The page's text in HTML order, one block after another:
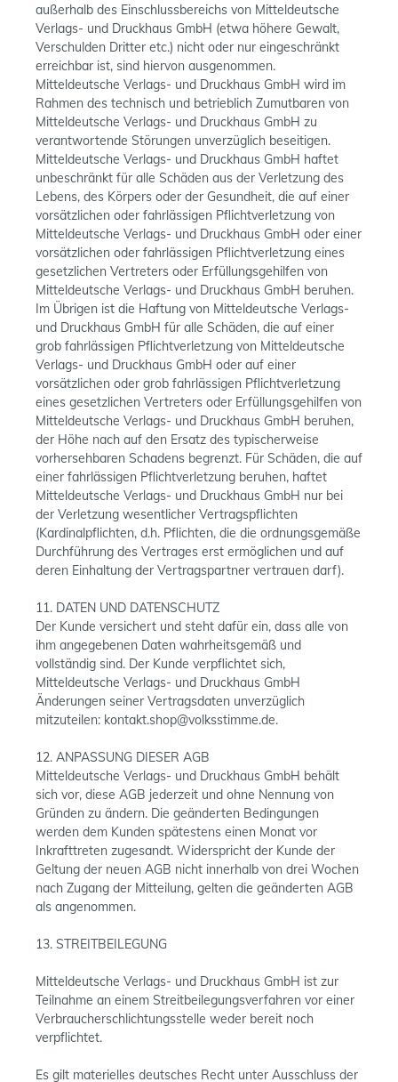
außerhalb des Einschlussbereichs von Mitteldeutsche
Verlags- und Druckhaus GmbH (etwa höhere Gewalt,
Verschulden Dritter etc.) nicht oder nur eingeschränkt
erreichbar ist, sind hiervon ausgenommen.
Mitteldeutsche Verlags- und Druckhaus GmbH wird im
Rahmen des technisch und betrieblich Zumutbaren von
Mitteldeutsche Verlags- und Druckhaus GmbH zu
verantwortende Störungen unverzüglich beseitigen.
Mitteldeutsche Verlags- und Druckhaus GmbH haftet
unbeschränkt für alle Schäden aus der Verletzung des
Lebens, des Körpers oder der Gesundheit, die auf einer
vorsätzlichen oder fahrlässigen Pflichtverletzung von
Mitteldeutsche Verlags- und Druckhaus GmbH oder einer
vorsätzlichen oder fahrlässigen Pflichtverletzung eines
gesetzlichen Vertreters oder Erfüllungsgehilfen von
Mitteldeutsche Verlags- und Druckhaus GmbH beruhen.
Im Übrigen ist die Haftung von Mitteldeutsche Verlags-
und Druckhaus GmbH für alle Schäden, die auf einer
grob fahrlässigen Pflichtverletzung von Mitteldeutsche
Verlags- und Druckhaus GmbH oder auf einer
vorsätzlichen oder grob fahrlässigen Pflichtverletzung
eines gesetzlichen Vertreters oder Erfüllungsgehilfen von
Mitteldeutsche Verlags- und Druckhaus GmbH beruhen,
der Höhe nach auf den Ersatz des typischerweise
vorhersehbaren Schadens begrenzt. Für Schäden, die auf
einer fahrlässigen Pflichtverletzung beruhen, haftet
Mitteldeutsche Verlags- und Druckhaus GmbH nur bei
der Verletzung wesentlicher Vertragspflichten
(Kardinalpflichten, d.h. Pflichten, die die ordnungsgemäße
Durchführung des Vertrages erst ermöglichen und auf
deren Einhaltung der Vertragspartner vertrauen darf).
11. DATEN UND DATENSCHUTZ
Der Kunde versichert und steht dafür ein, dass alle von
ihm angegebenen Daten wahrheitsgemäß und
vollständig sind. Der Kunde verpflichtet sich,
Mitteldeutsche Verlags- und Druckhaus GmbH
Änderungen seiner Vertragsdaten unverzüglich
mitzuteilen: kontakt.shop@volksstimme.de.
12. ANPASSUNG DIESER AGB
Mitteldeutsche Verlags- und Druckhaus GmbH behält
sich vor, diese AGB jederzeit und ohne Nennung von
Gründen zu ändern. Die geänderten Bedingungen
werden dem Kunden spätestens einen Monat vor
Inkrafttreten zugesandt. Widerspricht der Kunde der
Geltung der neuen AGB nicht innerhalb von drei Wochen
nach Zugang der Mitteilung, gelten die geänderten AGB
als angenommen.
13. STREITBEILEGUNG
Mitteldeutsche Verlags- und Druckhaus GmbH ist zur
Teilnahme an einem Streitbeilegungsverfahren vor einer
Verbraucherschlichtungsstelle weder bereit noch
verpflichtet.
Es gilt materielles deutsches Recht unter Ausschluss der